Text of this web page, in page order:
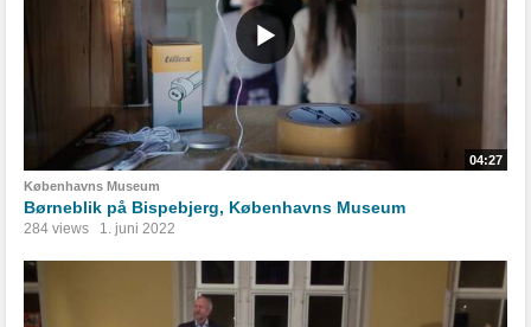
04:27
Københavns Museum
Børneblik på Bispebjerg, Københavns Museum
284 views 1. juni 2022